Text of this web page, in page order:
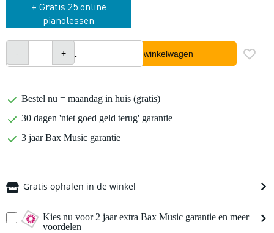
+ Gratis 25 online
pianolessen
In winkelwagen
Bestel nu = maandag in huis (gratis)
30 dagen 'niet goed geld terug' garantie
3 jaar Bax Music garantie
Gratis ophalen in de winkel
Kies nu voor 2 jaar extra Bax Music garantie en meer
voordelen